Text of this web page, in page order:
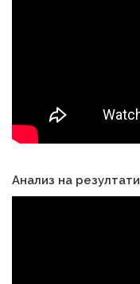
Анализ на резултати